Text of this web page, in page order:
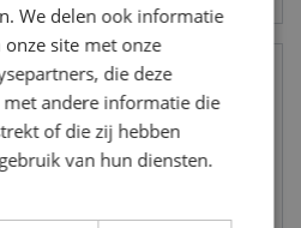
We delen ook informatie
site met onze
die deze
andere informatie die
of die zij hebben
van hun diensten.